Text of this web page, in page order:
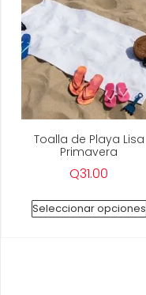
Toalla de Playa Lisa
Primavera
Q31.00
Seleccionar opciones